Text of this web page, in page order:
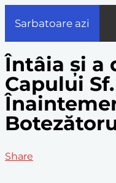
Sarbatoare azi
Întâia și a
Capului
Share